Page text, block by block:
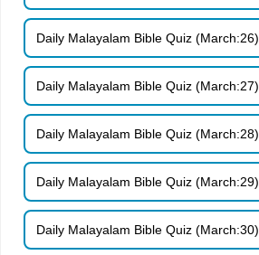
Daily Malayalam Bible Quiz (March:26)
Daily Malayalam Bible Quiz (March:27)
Daily Malayalam Bible Quiz (March:28)
Daily Malayalam Bible Quiz (March:29)
Daily Malayalam Bible Quiz (March:30)